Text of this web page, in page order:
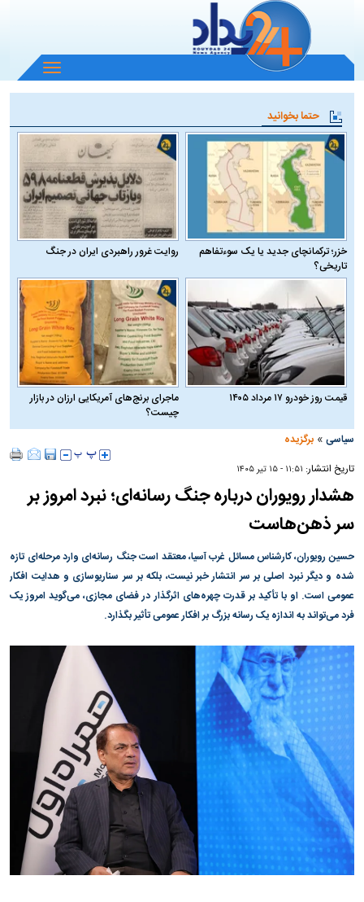
باز
و
منو
حتما بخوانید
خزر؛ ترکمانچای جدید یا یک سوءتفاهم
تاریخی؟
روایت غرور راهبردی ایران در جنگ
قیمت روز خودرو ۱۷ مرداد ۱۴۰۵
ماجرای برنج‌های آمریکایی ارزان در بازار
چیست؟
سیاسی »برگزیده
تاریخ انتشار: ۱۱:۵۱ - ۱۵ تير ۱۴۰۵
هشدار رویوران درباره جنگ رسانه‌ای؛ نبرد امروز بر
سر ذهن‌هاست
حسین رویوران، کارشناس مسائل غرب آسیا، معتقد است جنگ رسانه‌ای وارد مرحله‌ای تازه
شده و دیگر نبرد اصلی بر سر انتشار خبر نیست، بلکه بر سر سناریوسازی و هدایت افکار
عمومی است. او با تأکید بر قدرت چهره‌های اثرگذار در فضای مجازی، می‌گوید امروز یک
فرد می‌تواند به اندازه یک رسانه بزرگ بر افکار عمومی تأثیر بگذارد.